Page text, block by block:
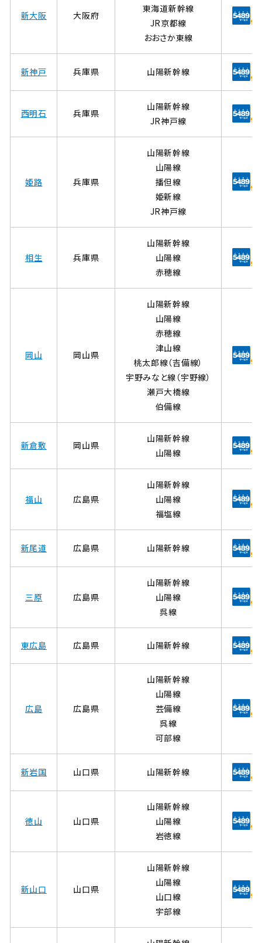
新大阪 大阪府
東海道新幹線
JR京都線
おおさか東線
新神戸 兵庫県 山陽新幹線
西明石 兵庫県
山陽新幹線
JR神戸線
姫路 兵庫県
山陽新幹線
山陽線
播但線
姫新線
JR神戸線
相生 兵庫県
山陽新幹線
山陽線
赤穂線
岡山 岡山県
山陽新幹線
山陽線
赤穂線
津山線
桃太郎線（吉備線）
宇野みなと線（宇野線）
瀬戸大橋線
伯備線
新倉敷 岡山県
山陽新幹線
山陽線
福山 広島県
山陽新幹線
山陽線
福塩線
新尾道 広島県 山陽新幹線
三原 広島県
山陽新幹線
山陽線
呉線
東広島 広島県 山陽新幹線
広島 広島県
山陽新幹線
山陽線
芸備線
呉線
可部線
新岩国 山口県 山陽新幹線
徳山 山口県
山陽新幹線
山陽線
岩徳線
新山口 山口県
山陽新幹線
山陽線
山口線
宇部線